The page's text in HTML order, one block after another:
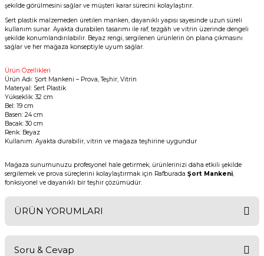
şekilde görülmesini sağlar ve müşteri karar sürecini kolaylaştırır.
Sert plastik malzemeden üretilen manken, dayanıklı yapısı sayesinde uzun süreli
kullanım sunar. Ayakta durabilen tasarımı ile raf, tezgâh ve vitrin üzerinde dengeli
şekilde konumlandırılabilir. Beyaz rengi, sergilenen ürünlerin ön plana çıkmasını
sağlar ve her mağaza konseptiyle uyum sağlar.
Ürün Özellikleri
Ürün Adı: Şort Mankeni – Prova, Teşhir, Vitrin
Materyal: Sert Plastik
Yükseklik: 32 cm
Bel: 19 cm
Basen: 24 cm
Bacak: 30 cm
Renk: Beyaz
Kullanım: Ayakta durabilir, vitrin ve mağaza teşhirine uygundur
Mağaza sunumunuzu profesyonel hale getirmek, ürünlerinizi daha etkili şekilde
sergilemek ve prova süreçlerini kolaylaştırmak için Rafburada Şort Mankeni,
fonksiyonel ve dayanıklı bir teşhir çözümüdür.
ÜRÜN YORUMLARI
Soru & Cevap